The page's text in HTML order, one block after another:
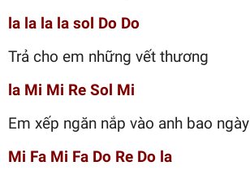
la la la la sol Do Do
Trả cho em những vết thương
la Mi Mi Re Sol Mi
Em xếp ngăn nắp vào anh bao ngày
Mi Fa Mi Fa Do Re Do la